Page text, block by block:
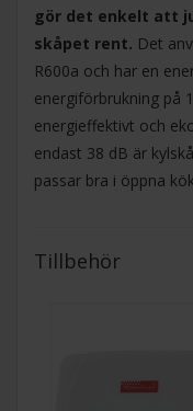
gör det enkelt att
skåpet rent. Det
R600a och har en
energiförbrukning på
energieffektivt och
endast 38 dB är
passar bra i öppna
Tillbehör